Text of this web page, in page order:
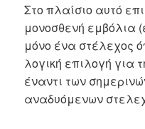
Στο πλαίσιο αυτό
μονοσθενή εμβόλια
μόνο ένα στέλεχος
λογική επιλογή για
έναντι των
αναδυόμενων